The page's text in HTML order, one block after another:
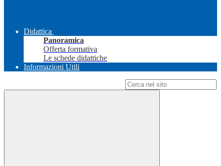
Didattica
Panoramica
Offerta formativa
Le schede didattiche
Informazioni Utili